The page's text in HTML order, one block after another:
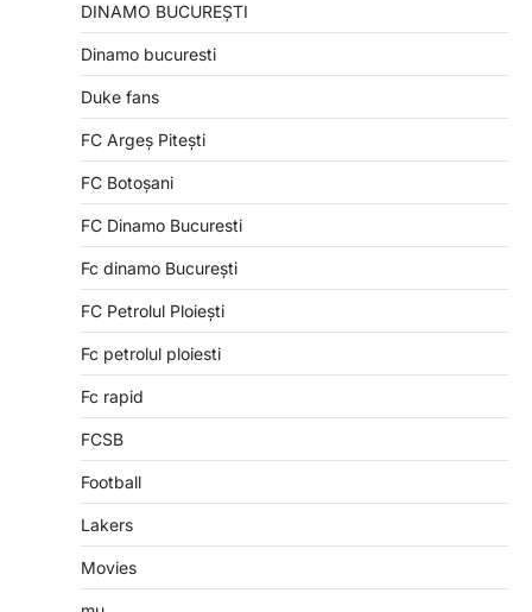
DINAMO BUCUREȘTI
Dinamo bucuresti
Duke fans
FC Argeș Pitești
FC Botoșani
FC Dinamo Bucuresti
Fc dinamo București
FC Petrolul Ploiești
Fc petrolul ploiesti
Fc rapid
FCSB
Football
Lakers
Movies